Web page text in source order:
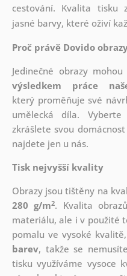
cestování. Kvalita tisku
jasné barvy, které oživí
Proč právě Dovido
Jedinečné obrazy
výsledkem práce
který proměňuje své
umělecká díla.
zkrášlete svou
najdete jen u nás.
Tisk nejvyšší kvality
Obrazy jsou tištěny na
280 g/m2. Kvalita
materiálu, ale i v použité
pomalu ve vysoké
barev, takže se
tisku využíváme vysoce